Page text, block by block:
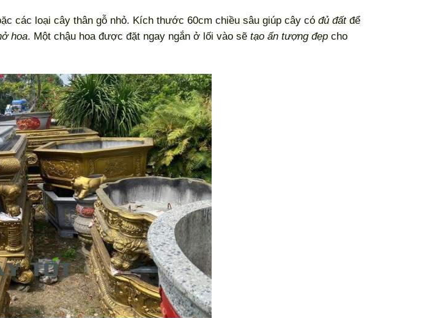
các loại cây thân gỗ nhỏ. Kích thước 60cm chiều sâu giúp cây có đủ đấtđể
hoa. Một chậu hoa được đặt ngay ngắn ở lối vào sẽ tạo ấn tượng đẹp cho